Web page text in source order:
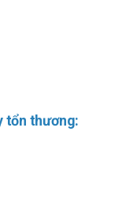
tổn thương: